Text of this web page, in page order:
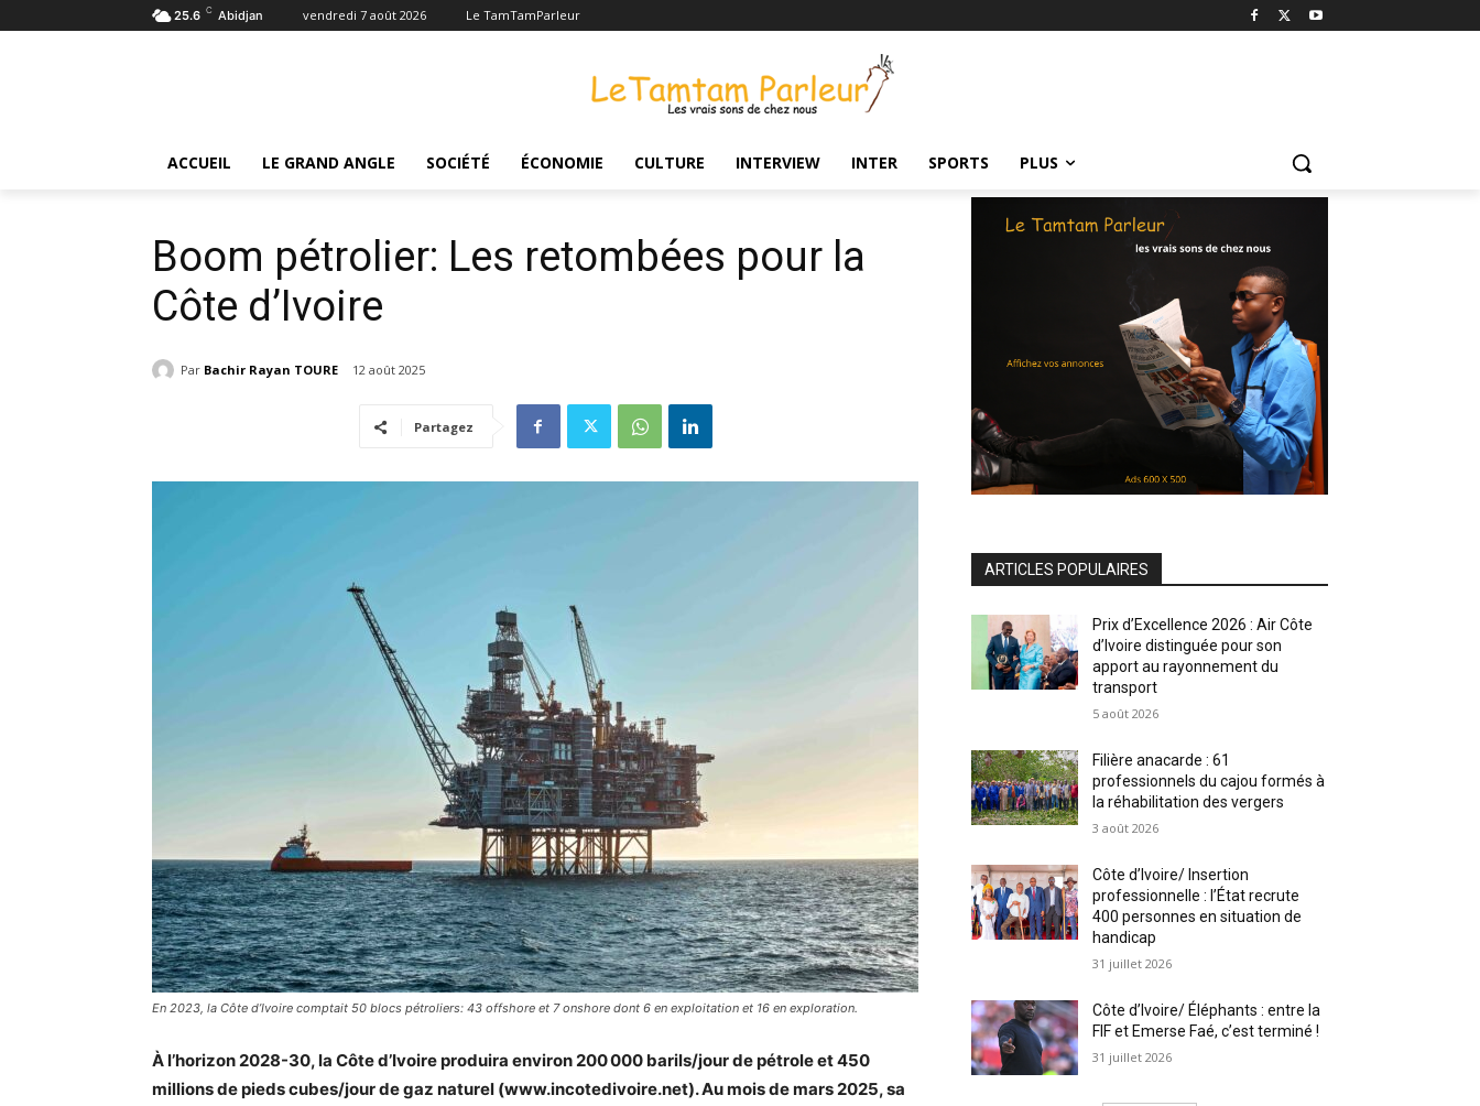
25.6 C Abidjan vendredi 7 août 2026 Le TamTamParleur
ACCUEIL LE GRAND ANGLE SOCIÉTÉ ÉCONOMIE CULTURE INTERVIEW INTER SPORTS PLUS
Accueil Le Grand angle Boom pétrolier: Les retombées pour la Côte d’Ivoire
Boom pétrolier: Les retombées pour la
Côte d’Ivoire
Par Bachir Rayan TOURE 12 août 2025
Partagez
En 2023, la Côte d’Ivoire comptait 50 blocs pétroliers: 43 offshore et 7 onshore dont 6 en exploitation et 16 en exploration.
À l’horizon 2028-30, la Côte d’Ivoire produira environ 200 000 barils/jour de pétrole et 450
millions de pieds cubes/jour de gaz naturel (www.incotedivoire.net). Au mois de mars 2025, sa
ARTICLES POPULAIRES
Prix d’Excellence 2026 : Air Côte
d’Ivoire distinguée pour son
apport au rayonnement du
transport
5 août 2026
Filière anacarde : 61
professionnels du cajou formés à
la réhabilitation des vergers
3 août 2026
Côte d’Ivoire/ Insertion
professionnelle : l’État recrute
400 personnes en situation de
handicap
31 juillet 2026
Côte d’Ivoire/ Éléphants : entre la
FIF et Emerse Faé, c’est terminé !
31 juillet 2026